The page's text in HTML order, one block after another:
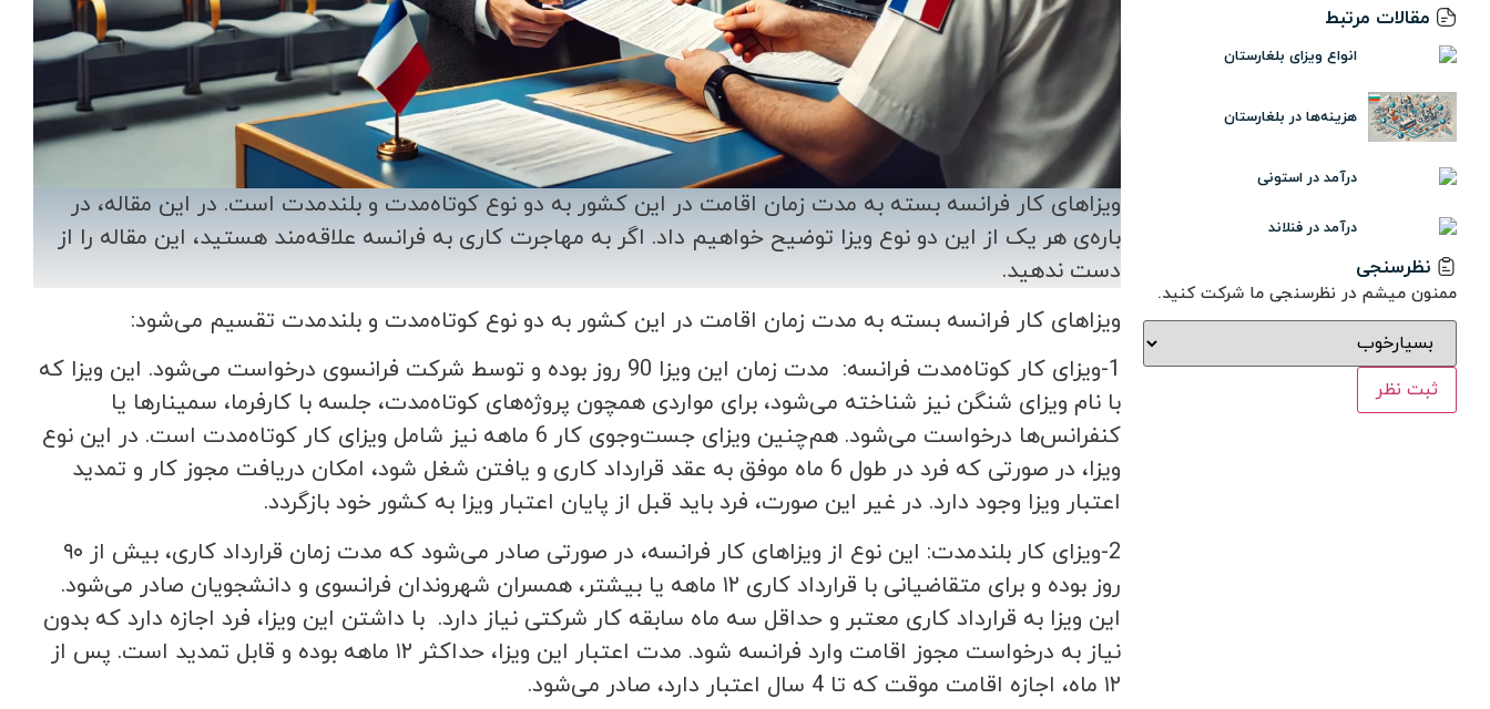
مقالات مرتبط
انواع ویزای بلغارستان
هزینه‌ها در بلغارستان
درآمد در استونی
درآمد در فنلاند
نظرسنجی
ممنون میشم در نظرسنجی ما شرکت کنید.
ثبت نظر
ویزاهای کار فرانسه بسته به مدت زمان اقامت در این کشور به دو نوع کوتاه‌مدت و بلندمدت است. در این مقاله، در
باره‌ی هر یک از این دو نوع ویزا توضیح خواهیم داد. اگر به مهاجرت کاری به فرانسه علاقه‌مند هستید، این مقاله را از
دست ندهید.
ویزاهای کار فرانسه بسته به مدت زمان اقامت در این کشور به دو نوع کوتاه‌مدت و بلندمدت تقسیم می‌شود:
1-ویزای کار کوتاه‌مدت فرانسه: مدت زمان این ویزا 90 روز بوده و توسط شرکت فرانسوی درخواست می‌شود. این ویزا که
با نام ویزای شنگن نیز شناخته می‌شود، برای مواردی همچون پروژه‌های کوتاه‌مدت، جلسه با کارفرما، سمینارها یا
کنفرانس‌ها درخواست می‌شود. هم‌چنین ویزای جست‌وجوی کار 6 ماهه نیز شامل ویزای کار کوتاه‌مدت است. در این نوع
ویزا، در صورتی که فرد در طول 6 ماه موفق به عقد قرارداد کاری و یافتن شغل شود، امکان دریافت مجوز کار و تمدید
اعتبار ویزا وجود دارد. در غیر این صورت، فرد باید قبل از پایان اعتبار ویزا به کشور خود بازگردد.
2-ویزای کار بلندمدت: این نوع از ویزاهای کار فرانسه، در صورتی صادر می‌شود که مدت زمان قرارداد کاری، بیش از ۹۰
روز بوده و برای متقاضیانی با قرارداد کاری ۱۲ ماهه یا بیشتر، همسران شهروندان فرانسوی و دانشجویان صادر می‌شود.
این ویزا به قرارداد کاری معتبر و حداقل سه ماه سابقه‌ کار شرکتی نیاز دارد. با داشتن این ویزا، فرد اجازه دارد که بدون
نیاز به درخواست مجوز اقامت وارد فرانسه شود. مدت اعتبار این ویزا، حداکثر ۱۲ ماهه بوده و قابل تمدید است. پس از
۱۲ ماه، اجازه اقامت موقت که تا 4 سال اعتبار دارد، صادر می‌شود.